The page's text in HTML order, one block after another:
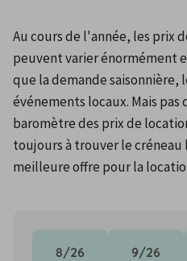
Au cours de l'année, les prix
peuvent varier énormément
que la demande saisonnière,
événements locaux. Mais pas
baromètre des prix de
toujours à trouver le créneau
meilleure offre pour la
8/26 9/26